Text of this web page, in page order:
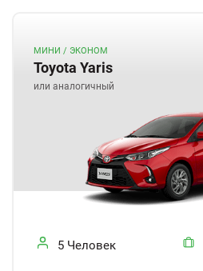
МИНИ / ЭКОНОМ
Toyota Yaris
или аналогичный
5 Человек